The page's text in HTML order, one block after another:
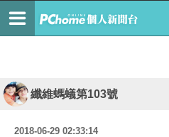
纖維螞蟻第103號
2018-06-29 02:33:14